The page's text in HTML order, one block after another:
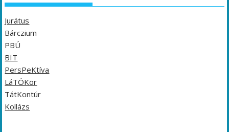
Jurátus
Bárczium
PBÚ
BIT
PersPeKtíva
LáTÓKör
TátKontúr
Kollázs